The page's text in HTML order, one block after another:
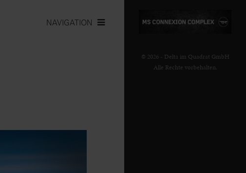
NAVIGATION
© 2026 - Delta im Quadrat GmbH
Alle Rechte vorbehalten.